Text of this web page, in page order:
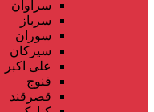
سراوان
سرباز
سوران
سیرکان
علی اکبر
فنوج
قصرقند